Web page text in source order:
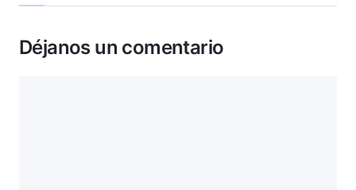
Déjanos un comentario